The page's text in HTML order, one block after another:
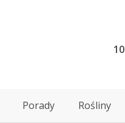
Porady Rośliny